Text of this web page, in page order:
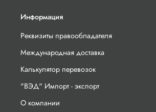
Информация
Реквизиты правообладателя
Международная доставка
Калькулятор перевозок
"ВЭД" Импорт - экспорт
О компании